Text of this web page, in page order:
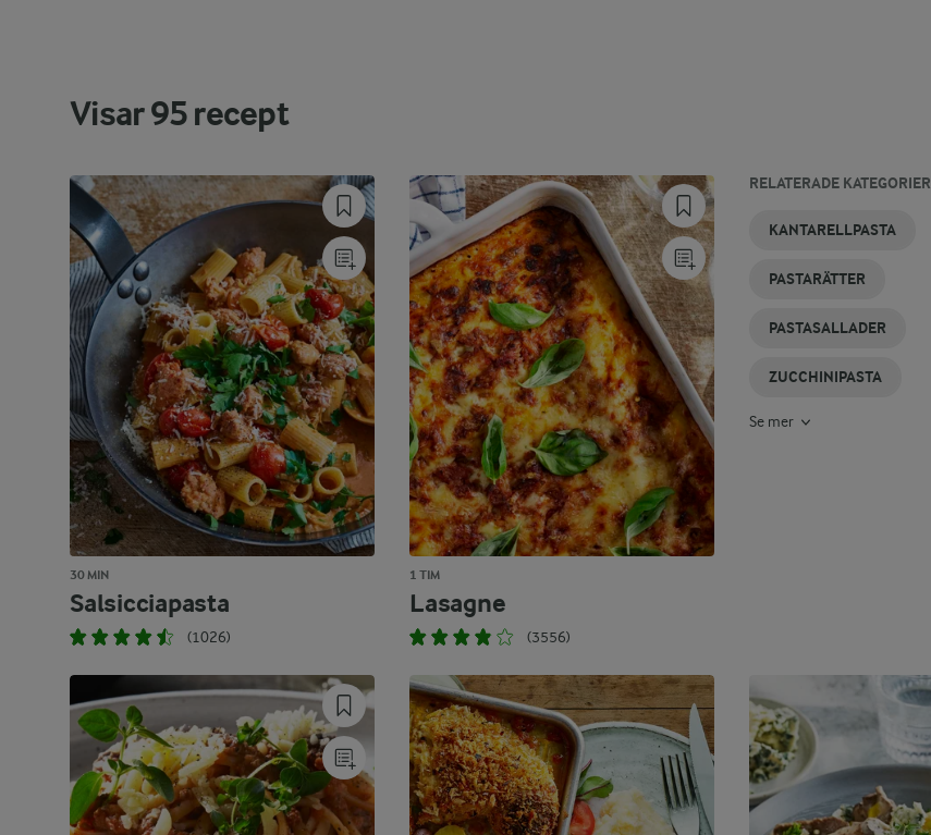
Visar95recept
30 MIN
Salsicciapasta
(1026)
1 TIM
Lasagne
(3556)
RELATERADE KATEGORIER
KANTARELLPASTA
PASTARÄTTER
PASTASALLADER
ZUCCHINIPASTA
SMÖRDEG
PASTAGRATÄNGER
KYCKLINGPASTA
LAXPASTA
MANDELSMÖR
VITLÖKSSMÖR
Se mer